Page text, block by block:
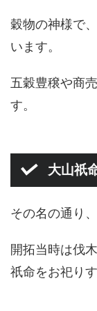
穀物の神様で
います。
五穀豊穣や商
す。
大山祇
その名の通り
開拓当時は伐
祇命をお祀り